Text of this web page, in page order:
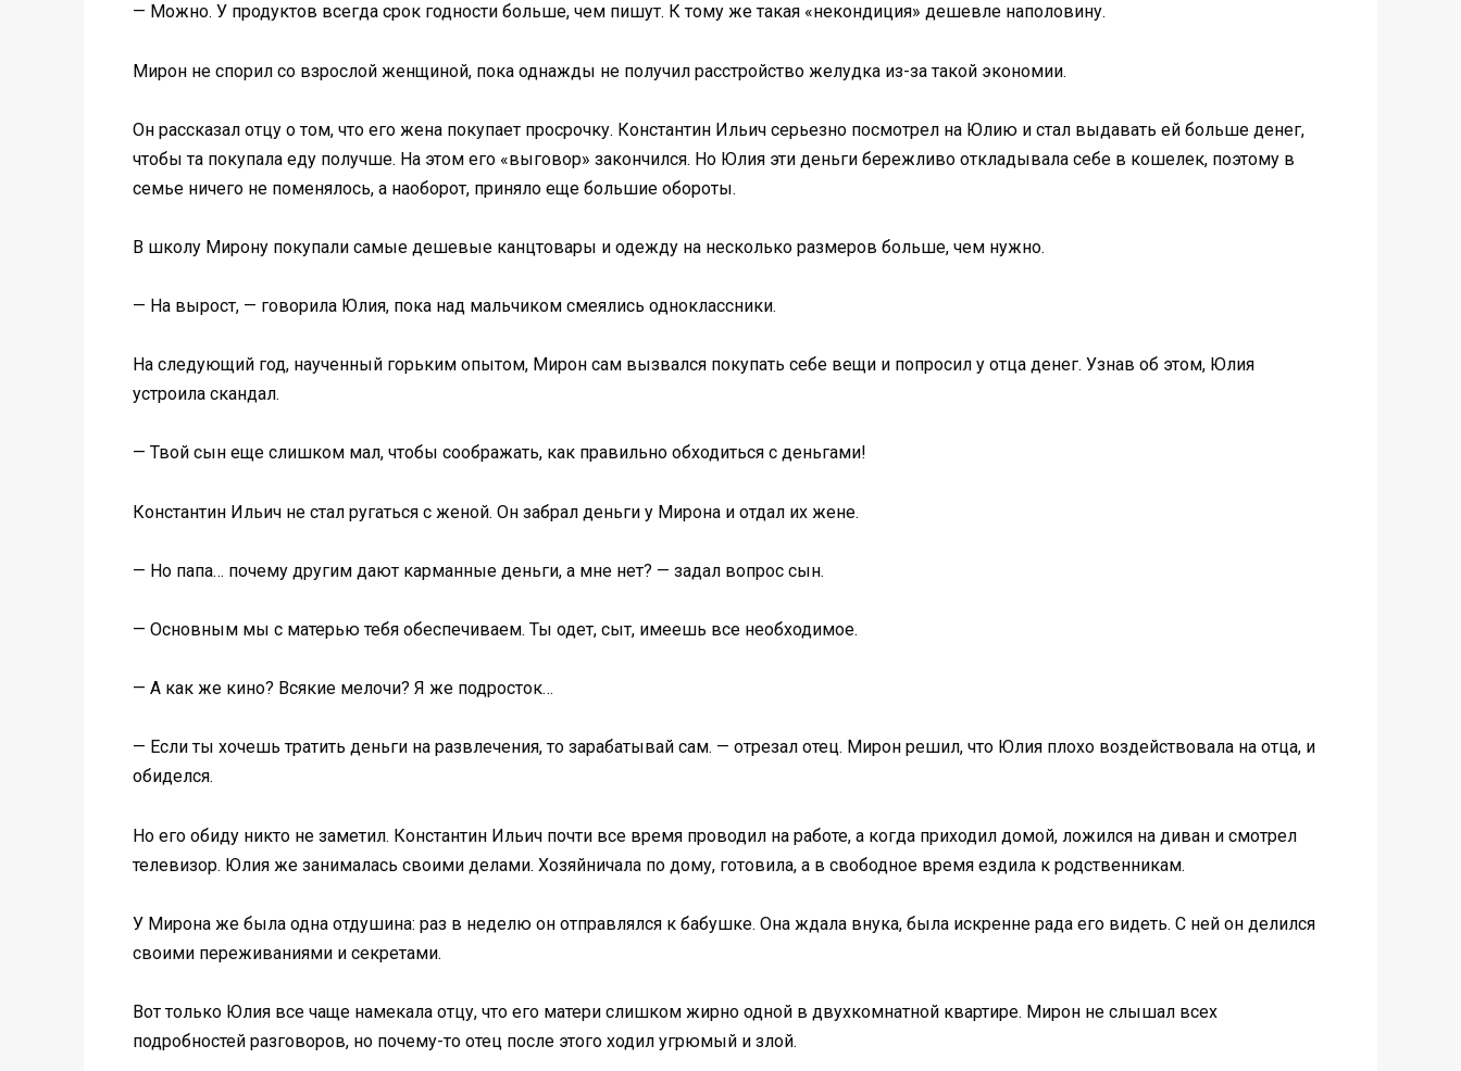
— Можно. У продуктов всегда срок годности больше, чем пишут. К тому же такая «некондиция» дешевле наполовину.
Мирон не спорил со взрослой женщиной, пока однажды не получил расстройство желудка из-за такой экономии.
Он рассказал отцу о том, что его жена покупает просрочку. Константин Ильич серьезно посмотрел на Юлию и стал выдавать ей больше денег,
чтобы та покупала еду получше. На этом его «выговор» закончился. Но Юлия эти деньги бережливо откладывала себе в кошелек, поэтому в
семье ничего не поменялось, а наоборот, приняло еще большие обороты.
В школу Мирону покупали самые дешевые канцтовары и одежду на несколько размеров больше, чем нужно.
— На вырост, — говорила Юлия, пока над мальчиком смеялись одноклассники.
На следующий год, наученный горьким опытом, Мирон сам вызвался покупать себе вещи и попросил у отца денег. Узнав об этом, Юлия
устроила скандал.
— Твой сын еще слишком мал, чтобы соображать, как правильно обходиться с деньгами!
Константин Ильич не стал ругаться с женой. Он забрал деньги у Мирона и отдал их жене.
— Но папа… почему другим дают карманные деньги, а мне нет? — задал вопрос сын.
— Основным мы с матерью тебя обеспечиваем. Ты одет, сыт, имеешь все необходимое.
— А как же кино? Всякие мелочи? Я же подросток…
— Если ты хочешь тратить деньги на развлечения, то зарабатывай сам. — отрезал отец. Мирон решил, что Юлия плохо воздействовала на отца, и
обиделся.
Но его обиду никто не заметил. Константин Ильич почти все время проводил на работе, а когда приходил домой, ложился на диван и смотрел
телевизор. Юлия же занималась своими делами. Хозяйничала по дому, готовила, а в свободное время ездила к родственникам.
У Мирона же была одна отдушина: раз в неделю он отправлялся к бабушке. Она ждала внука, была искренне рада его видеть. С ней он делился
своими переживаниями и секретами.
Вот только Юлия все чаще намекала отцу, что его матери слишком жирно одной в двухкомнатной квартире. Мирон не слышал всех
подробностей разговоров, но почему-то отец после этого ходил угрюмый и злой.